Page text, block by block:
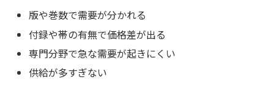
版や巻数で需要が分かれる
付録や帯の有無で価格差が出る
専門分野で急な需要が起きにくい
供給が多すぎない